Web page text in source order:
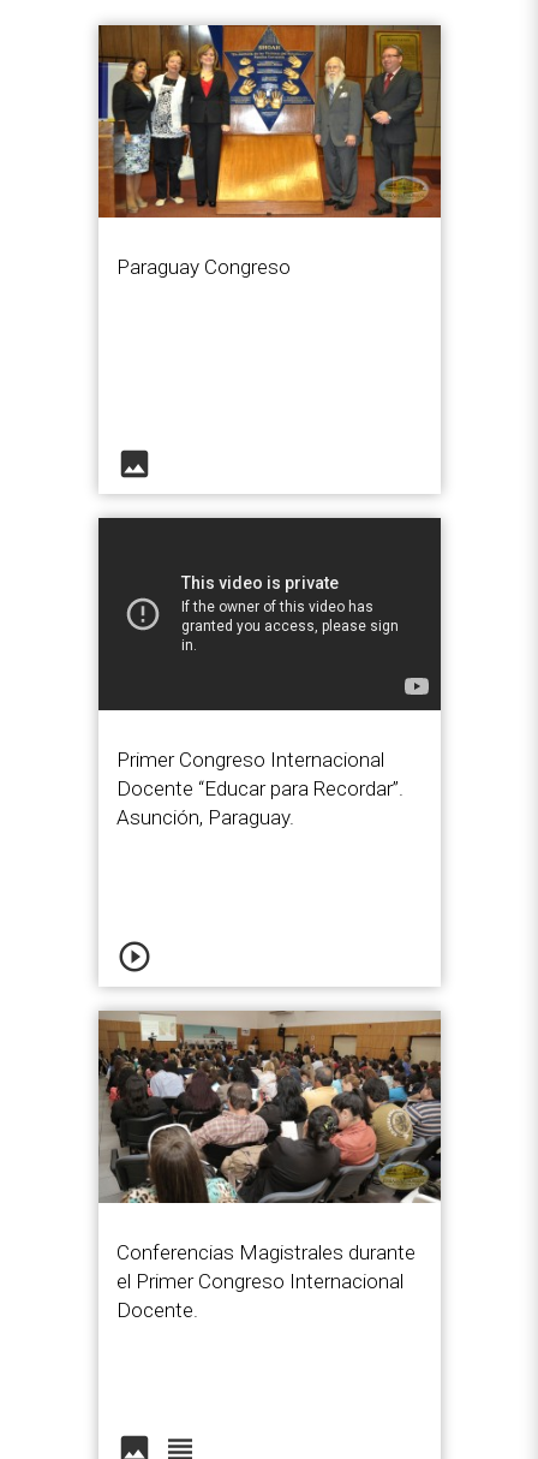
Paraguay Congreso
image
Primer Congreso Internacional
Docente “Educar para Recordar”.
Asunción, Paraguay.
play_circle_outline
Conferencias Magistrales durante
el Primer Congreso Internacional
Docente.
image view_headline